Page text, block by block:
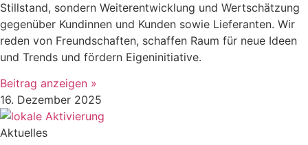
Stillstand, sondern Weiterentwicklung und Wertschätzung
gegenüber Kundinnen und Kunden sowie Lieferanten. Wir
reden von Freundschaften, schaffen Raum für neue Ideen
und Trends und fördern Eigeninitiative.
Beitrag anzeigen »
16. Dezember 2025
Aktuelles